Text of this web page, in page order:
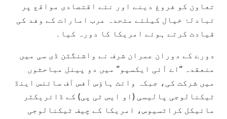
تعاون کو فروغ دینے اور نئے اقتصادی مواقع پر
تبادلۂ خیال کیلئے متحدہ عرب امارات کے وفد کی
قیادت کرتے ہوئے امریکا کا دورہ کیا۔
دورے کے دوران عمران شرف نے واشنگٹن ڈی سی میں
منعقدہ “اے آئی ایکسپو” میں دو پینل مباحثوں
میں شرکت کی، جبکہ وائٹ ہاؤس آفس آف سائنس اینڈ
ٹیکنالوجی پالیسی (او ایس ٹی پی) کے ڈائریکٹر
مائیکل کراٹسیوس، امریکا کے چیف ٹیکنالوجی